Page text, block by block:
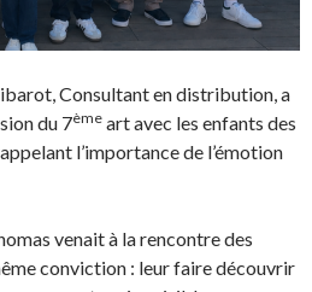
Consultant en distribution, a
du 7ème art avec les enfants des
l’importance de l’émotion
venait à la rencontre des
conviction : leur faire découvrir